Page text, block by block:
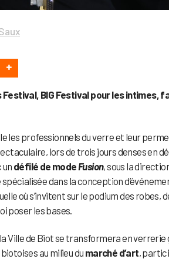
BIG Festival pour les intimes,
les professionnels du verre et leur
lors de trois jours denses en
undéfilé de mode Fusion, sous la
dans la conception
où s’invitent sur le podium des robes,
poser les bases.
Ville de Biot se transformera en verrerie
au milieu du marché d’art,